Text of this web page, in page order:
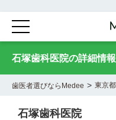
石塚歯科医院の詳細情報
歯医者選びならMedee > 東京都
石塚歯科医院